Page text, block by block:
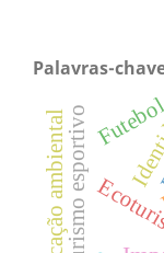
Palavras-
Turismo esportivo
Educação ambiental